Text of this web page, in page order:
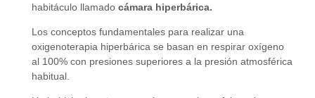
habitáculo llamado cámara hiperbárica.
Los conceptos fundamentales para realizar una
oxigenoterapia hiperbárica se basan en respirar oxígeno
al 100% con presiones superiores a la presión atmosférica
habitual.